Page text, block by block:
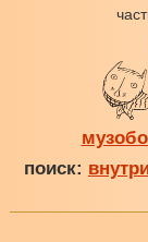
поиск: